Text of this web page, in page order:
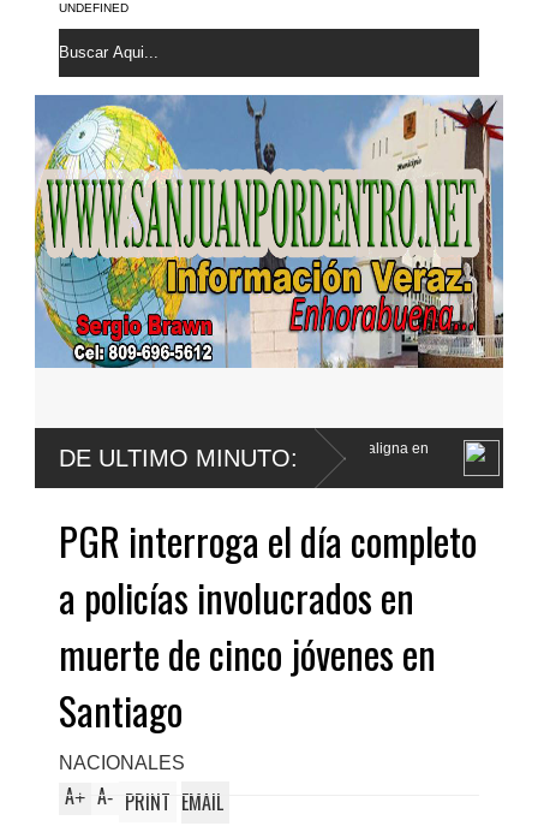
UNDEFINED
DE ULTIMO MINUTO:
le fue extirpada una lesión maligna en
Defensa de Wander
PGR interroga el día completo
a policías involucrados en
muerte de cinco jóvenes en
Santiago
NACIONALES
A+ A- PRINT EMAIL